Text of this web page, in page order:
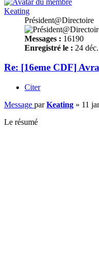
Keating
Président@Directoire
Messages : 16190
Enregistré le : 24
Re: [16eme CDF]
Citer
Message parKeating » 11
Le résumé